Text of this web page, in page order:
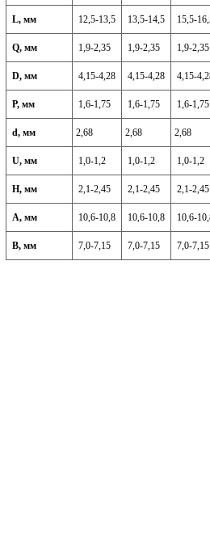
L, мм 12,5-13,5 13,5-14,5 15,5-
Q, мм 1,9-2,35 1,9-2,35 1,9-2,35
D, мм 4,15-4,28 4,15-4,28 4,15-
P, мм 1,6-1,75 1,6-1,75 1,6-1,75
d, мм 2,68 2,68 2,68
U, мм 1,0-1,2 1,0-1,2 1,0-1,2
H, мм 2,1-2,45 2,1-2,45 2,1-2,45
A, мм 10,6-10,8 10,6-10,8 10,6-
B, мм 7,0-7,15 7,0-7,15 7,0-7,15